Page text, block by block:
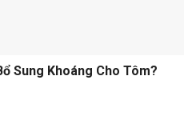
Sung Khoáng Cho Tôm?